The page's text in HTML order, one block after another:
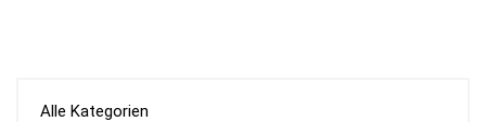
Alle Kategorien